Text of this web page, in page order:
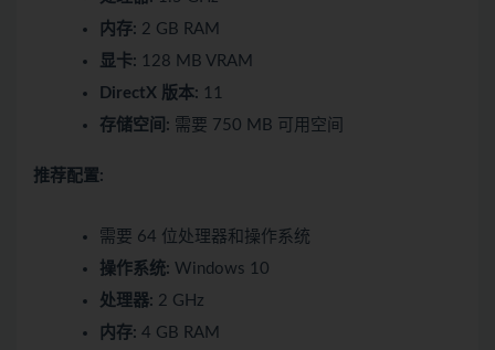
内存: 2 GB RAM
显卡: 128 MB VRAM
DirectX 版本: 11
存储空间: 需要 750 MB 可用空间
推荐配置:
需要 64 位处理器和操作系统
操作系统: Windows 10
处理器: 2 GHz
内存: 4 GB RAM